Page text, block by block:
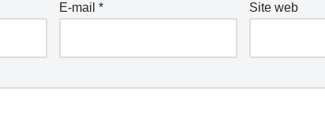
E-mail * Site web